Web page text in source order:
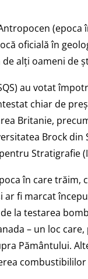
(epoca
oficială în
alți oameni de
au votat
chiar de
Britanie,
Brock din
Stratigrafie
în care trăim,
ar fi marcat
la testarea
– un loc
Pământului.